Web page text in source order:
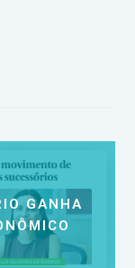
GANHA